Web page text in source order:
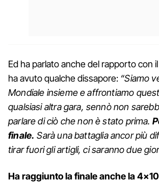
Ed ha parlato anche del rapporto con
ha avuto qualche dissapore: “Siamo
Mondiale insieme e affrontiamo
qualsiasi altra gara, sennò non
parlare di ciò che non è stato prima.
finale. Sarà una battaglia ancor più
tirar fuori gli artigli, ci saranno due
Ha raggiunto la finale anche la